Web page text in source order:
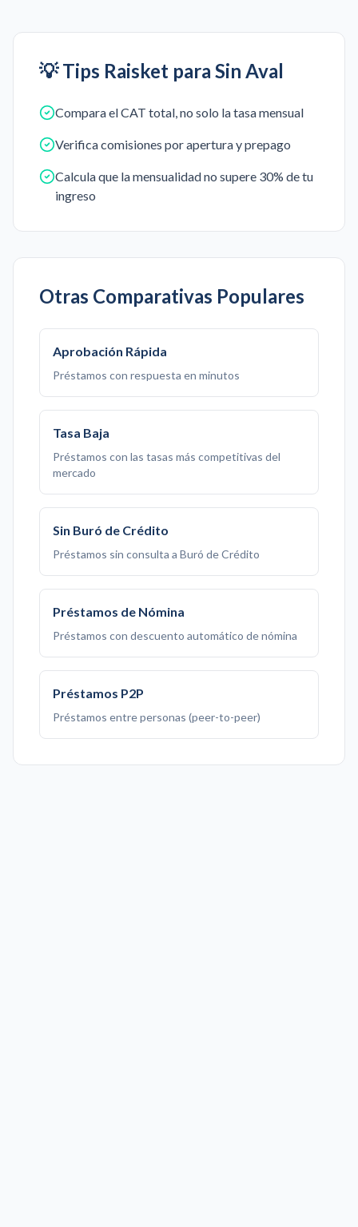
💡 Tips Raisket para Sin Aval
Compara el CAT total, no solo la tasa mensual
Verifica comisiones por apertura y prepago
Calcula que la mensualidad no supere 30% de tu
ingreso
Otras Comparativas Populares
Aprobación Rápida
Préstamos con respuesta en minutos
Tasa Baja
Préstamos con las tasas más competitivas del
mercado
Sin Buró de Crédito
Préstamos sin consulta a Buró de Crédito
Préstamos de Nómina
Préstamos con descuento automático de nómina
Préstamos P2P
Préstamos entre personas (peer-to-peer)